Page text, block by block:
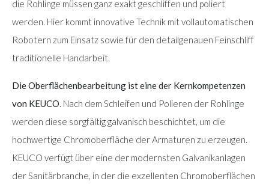
die Rohlinge müssen ganz exakt geschliffen und poliert
werden. Hier kommt innovative Technik mit vollautomatischen
Robotern zum Einsatz sowie für den detailgenauen Feinschliff
traditionelle Handarbeit.
Die Oberflächenbearbeitung ist eine der Kernkompetenzen
von KEUCO. Nach dem Schleifen und Polieren der Rohlinge
werden diese sorgfältig galvanisch beschichtet, um die
hochwertige Chromoberfläche der Armaturen zu erzeugen.
KEUCO verfügt über eine der modernsten Galvanikanlagen
der Sanitärbranche, in der die exzellenten Chromoberflächen